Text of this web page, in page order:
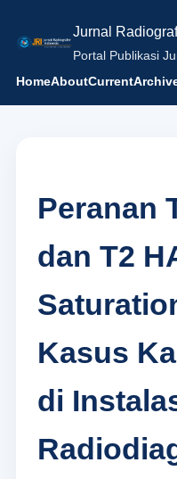
Jurnal
Portal Publikasi
HomeAboutCurrent
Peranan
dan T2
Kasus
di